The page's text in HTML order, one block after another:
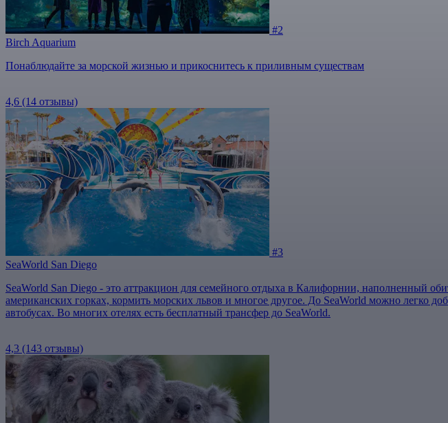
#2
Birch Aquarium
Понаблюдайте за морской жизнью и прикоснитесь к приливным существам
4,6 (14 отзывы)
#3
SeaWorld San Diego
SeaWorld San Diego - это аттракцион для семейного отдыха в Калифорнии, наполненный
американских горках, кормить морских львов и многое другое. До SeaWorld можно легко
автобусах. Во многих отелях есть бесплатный трансфер до SeaWorld.
4,3 (143 отзывы)